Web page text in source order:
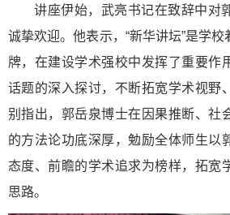
讲座伊始，武亮书记在致辞中对
诚挚欢迎。他表示，“新华讲坛”是学
牌，在建设学术强校中发挥了重要作
话题的深入探讨，不断拓宽学术视野
别指出，郭岳泉博士在因果推断、社
的方法论功底深厚，勉励全体师生以
态度、前瞻的学术追求为榜样，拓宽
思路。